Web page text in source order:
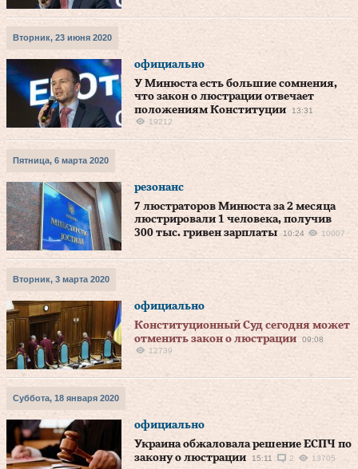
Вторник, 23 июня 2020
официально
У Минюста есть большие сомнения,
что закон о люстрации отвечает
положениям Конституции
13:31
19212
Пятница, 6 марта 2020
резонанс
7 люстраторов Минюста за 2 месяца
люстрировали 1 человека, получив
300 тыс. гривен зарплаты
10:24 10007
Вторник, 3 марта 2020
официально
Конституционный Суд сегодня может
отменить закон о люстрации
09:08
12739
Суббота, 18 января 2020
официально
Украина обжаловала решение ЕСПЧ по
закону о люстрации
15:11 2 13705